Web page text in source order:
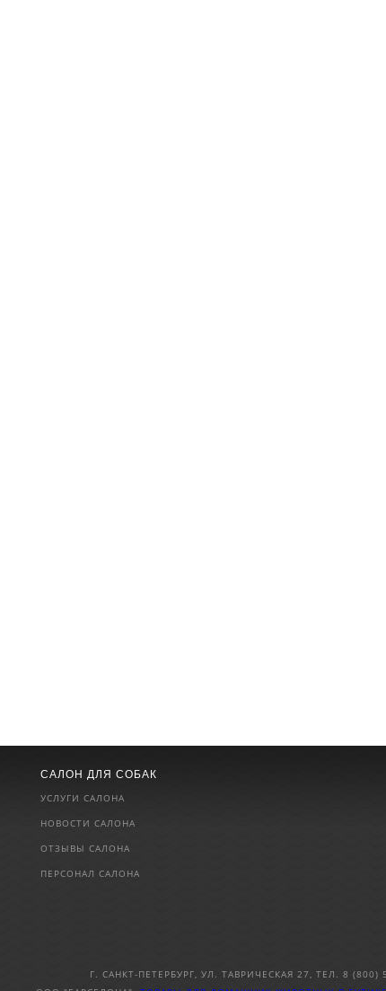
САЛОН ДЛЯ СОБАК
УСЛУГИ САЛОНА
НОВОСТИ САЛОНА
ОТЗЫВЫ САЛОНА
ПЕРСОНАЛ САЛОНА
Г. САНКТ-ПЕТЕРБУРГ, УЛ. ТАВРИЧЕСКАЯ 27, ТЕЛ. 8 (800)